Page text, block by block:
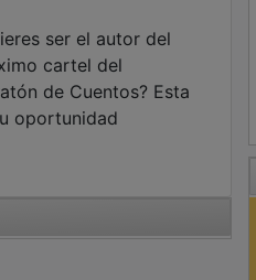
ser el autor del
cartel del
de Cuentos? Esta
oportunidad